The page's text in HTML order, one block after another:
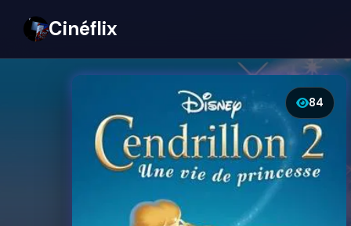
Cinéflix
84